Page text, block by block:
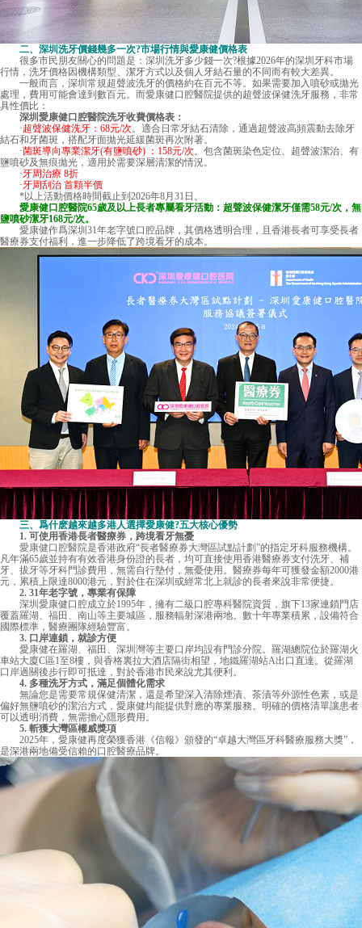
二、深圳洗牙價錢幾多一次?市場行情與愛康健價格表
很多市民朋友關心的問題是：深圳洗牙多少錢一次?根據2026年的深圳牙科市場
行情，洗牙價格因機構類型、潔牙方式以及個人牙結石量的不同而有較大差異。
一般而言，深圳常規超聲波洗牙的價格約在百元不等。如果需要加入噴砂或拋光
處理，費用可能會達到數百元。而愛康健口腔醫院提供的超聲波保健洗牙服務，非常
具性價比：
深圳愛康健口腔醫院洗牙收費價格表：
·超聲波保健洗牙：68元/次。適合日常牙結石清除，通過超聲波高頻震動去除牙
結石和牙菌斑，搭配牙面拋光延緩菌斑再次附著。
·菌斑導向專業潔牙(有鹽噴砂) ：158元/次。包含菌斑染色定位、超聲波潔治、有
鹽噴砂及無痕拋光，適用於需要深層清潔的情況。
·牙周治療 8折
·牙周刮治 首顆半價
*以上活動價格時間截止到2026年8月31日。
愛康健口腔醫院65歲及以上長者專屬看牙活動：超聲波保健潔牙僅需58元/次，無
鹽噴砂潔牙168元/次。
愛康健作爲深圳31年老字號口腔品牌，其價格透明合理，且香港長者可享受長者
醫療券支付福利，進一步降低了跨境看牙的成本。
三、爲什麽越來越多港人選擇愛康健?五大核心優勢
1. 可使用香港長者醫療券，跨境看牙無憂
愛康健口腔醫院是香港政府“長者醫療券大灣區試點計劃”的指定牙科服務機構。
凡年滿65歲並持有有效香港身份證的長者，均可直接使用香港醫療券支付洗牙、補
牙、拔牙等牙科門診費用，無需自行墊付，無憂使用。醫療券每年可獲發金額2000港
元，累積上限達8000港元，對於住在深圳或經常北上就診的長者來說非常便捷。
2. 31年老字號，專業有保障
深圳愛康健口腔成立於1995年，擁有二級口腔專科醫院資質，旗下13家連鎖門店
覆蓋羅湖、福田、南山等主要城區，服務輻射深港兩地。數十年專業積累，設備符合
國際標準，醫療團隊經驗豐富。
3. 口岸連鎖，就診方便
愛康健在羅湖、福田、深圳灣等主要口岸均設有門診分院。羅湖總院位於羅湖火
車站大廈C區1至8樓，與香格裏拉大酒店隔街相望，地鐵羅湖站A出口直達。從羅湖
口岸過關後步行即可抵達，對於香港市民來說尤其便利。
4. 多種洗牙方式，滿足個體化需求
無論您是需要常規保健清潔，還是希望深入清除煙漬、茶漬等外源性色素，或是
偏好無鹽噴砂的潔治方式，愛康健均能提供對應的專業服務。明確的價格清單讓患者
可以透明消費，無需擔心隱形費用。
5. 斬獲大灣區權威獎項
2025年，愛康健再度榮獲香港《信報》頒發的“卓越大灣區牙科醫療服務大獎”，
是深港兩地備受信賴的口腔醫療品牌。